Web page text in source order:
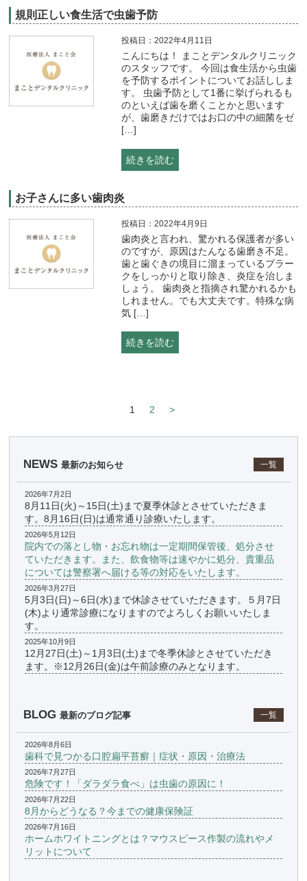
規則正しい食生活で虫歯予防
投稿日：2022年4月11日
こんにちは！ まことデンタルクリニック
のスタッフです。 今回は食生活から虫歯
を予防するポイントについてお話ししま
す。 虫歯予防として1番に挙げられるも
のといえば歯を磨くことかと思います
が、歯磨きだけではお口の中の細菌をゼ
[…]
続きを読む
お子さんに多い歯肉炎
投稿日：2022年4月9日
歯肉炎と言われ、驚かれる保護者が多い
のですが、原因はたんなる歯磨き不足。
歯と歯ぐきの境目に溜まっているプラー
クをしっかりと取り除き、炎症を治しま
しょう。 歯肉炎と指摘され驚かれるかも
しれません。でも大丈夫です。特殊な病
気 […]
続きを読む
1 2 >
NEWS 最新のお知らせ 一覧
2026年7月2日
8月11日(火)～15日(土)まで夏季休診とさせていただきま
す。8月16日(日)は通常通り診療いたします。
2026年5月12日
院内での落とし物・お忘れ物は一定期間保管後、処分させ
ていただきます。また、飲食物等は速やかに処分、貴重品
については警察署へ届ける等の対応をいたします。
2026年3月27日
5月3日(日)～6日(水)まで休診させていただきます。５月7日
(木)より通常診療になりますのでよろしくお願いいたしま
す。
2025年10月9日
12月27日(土)～1月3日(土)まで冬季休診とさせていただき
ます。※12月26日(金)は午前診療のみとなります。
BLOG 最新のブログ記事 一覧
2026年8月6日
歯科で見つかる口腔扁平苔癬｜症状・原因・治療法
2026年7月27日
危険です！「ダラダラ食べ」は虫歯の原因に！
2026年7月22日
8月からどうなる？今までの健康保険証
2026年7月16日
ホームホワイトニングとは？マウスピース作製の流れやメ
リットについて